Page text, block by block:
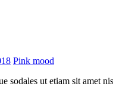
Pink mood
sodales ut etiam sit amet